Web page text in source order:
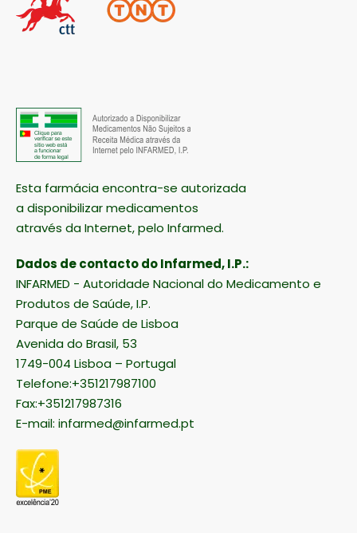
Esta farmácia encontra-se autorizada
a disponibilizar medicamentos
através da Internet, pelo Infarmed.
Dados de contacto do Infarmed, I.P.:
INFARMED - Autoridade Nacional do Medicamento e
Produtos de Saúde, I.P.
Parque de Saúde de Lisboa
Avenida do Brasil, 53
1749-004 Lisboa – Portugal
Telefone:+351217987100
Fax:+351217987316
E-mail: infarmed@infarmed.pt